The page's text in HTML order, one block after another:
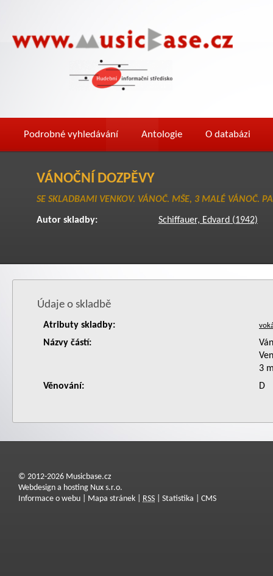
Podrobné vyhledávání Antologie O databázi
VÁNOČNÍ DOZPĚVY
SE SKLADBAMI VENKOV. VÁNOČ. MŠE, 3 MALÉ VÁNOČ.
Autor skladby: Schiffauer, Edvard (1942)
Údaje o skladbě
Atributy skladby:
Názvy částí:
3
Věnování:
D
© 2012-2026 Musicbase.cz
Webdesign a hosting Nux s.r.o.
Informace o webu
Mapa stránek RSS Statistika CMS